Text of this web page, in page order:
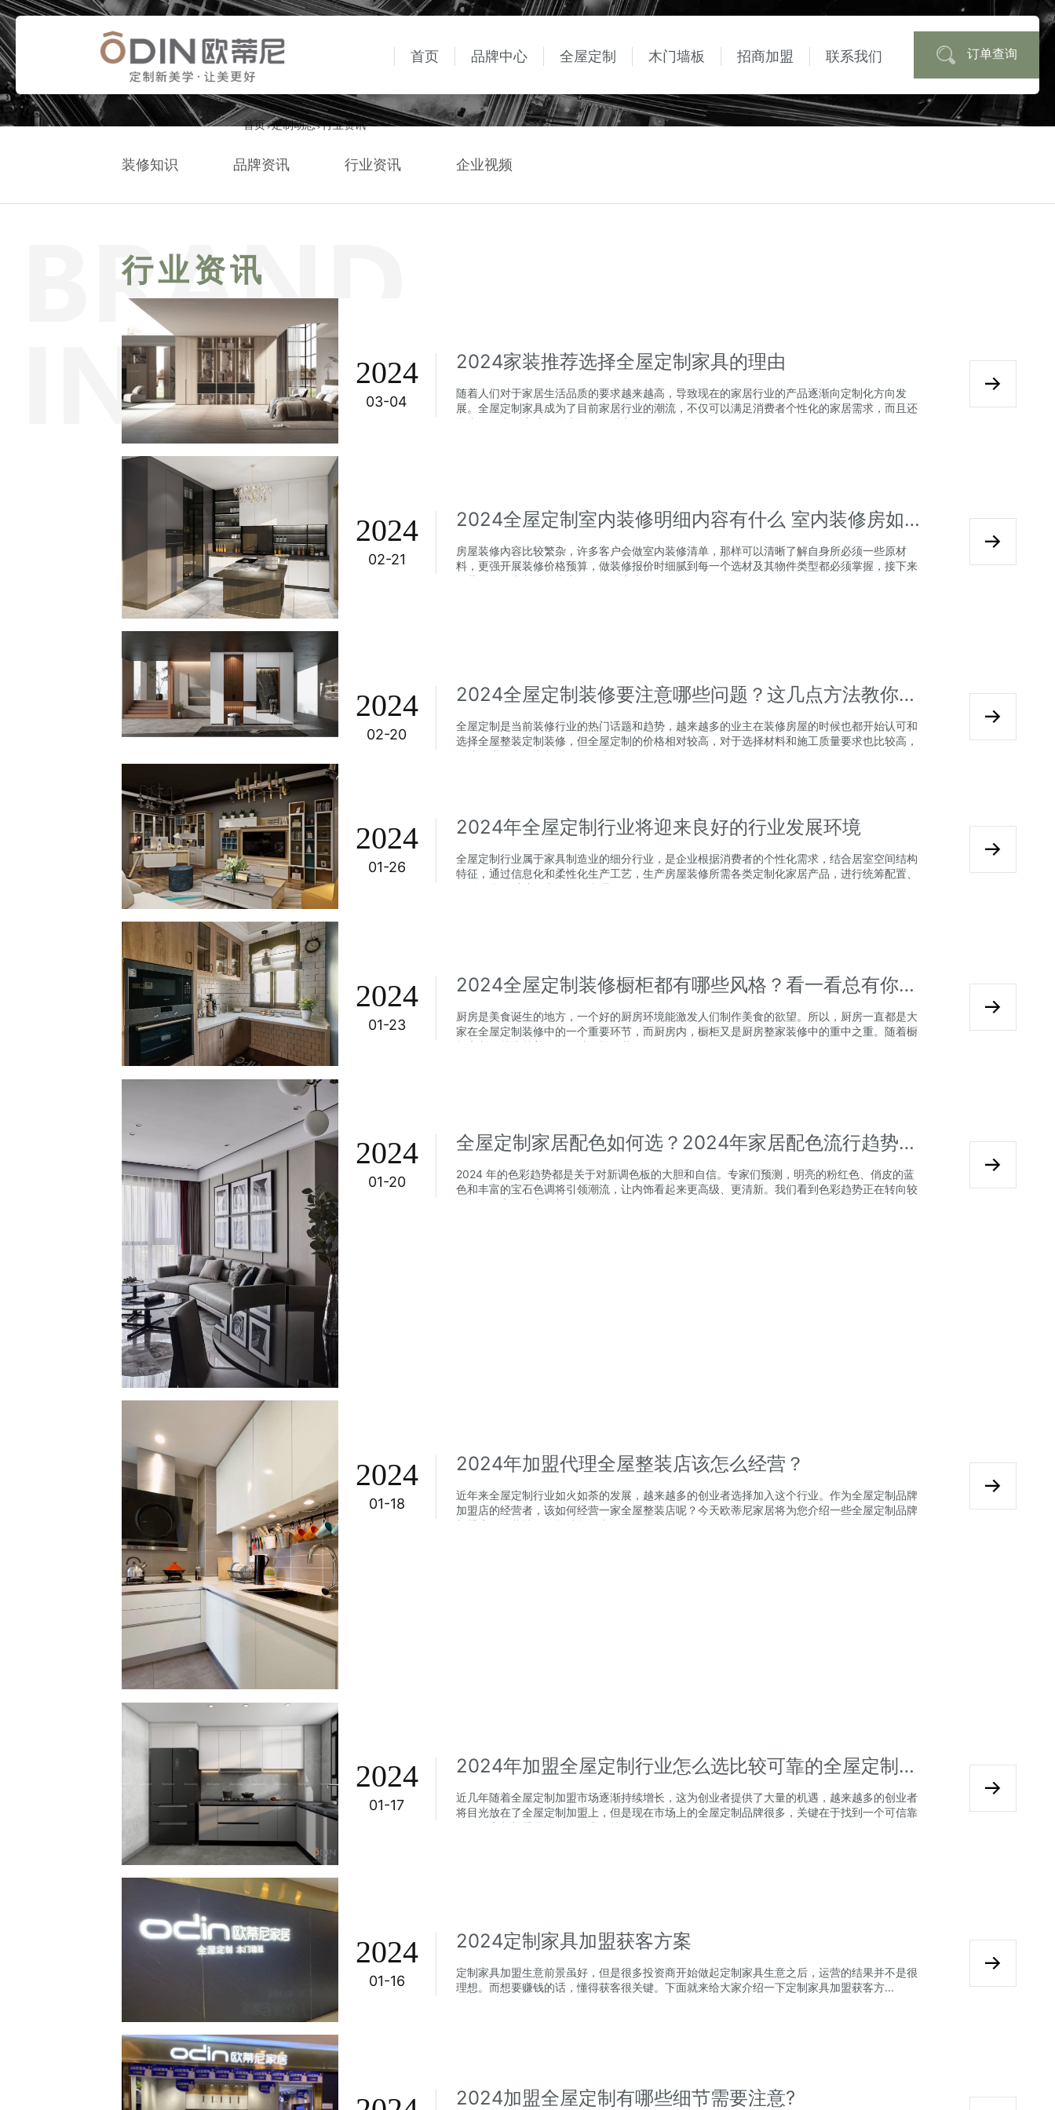
订单查询
首页 品牌中心 全屋定制 木门墙板 招商加盟 联系我们
首页>定制动态>行业资讯
装修知识 品牌资讯 行业资讯 企业视频
行业资讯
2024
03-04
2024家装推荐选择全屋定制家具的理由
随着人们对于家居生活品质的要求越来越高，导致现在的家居行业的产品逐渐向定制化方向发
展。全屋定制家具成为了目前家居行业的潮流，不仅可以满足消费者个性化的家居需求，而且还
将空间的利用率达到最大化，同时家居...
2024
02-21
2024全屋定制室内装修明细内容有什么 室内装修房如何购买材料
房屋装修內容比较繁杂，许多客户会做室内装修清单，那样可以清晰了解自身所必须一些原材
料，更强开展装修价格预算，做装修报价时细腻到每一个选材及其物件类型都必须掌握，接下来
欧蒂尼全屋定制就跟大家介绍下，室内...
2024
02-20
2024全屋定制装修要注意哪些问题？这几点方法教你如何避免
全屋定制是当前装修行业的热门话题和趋势，越来越多的业主在装修房屋的时候也都开始认可和
选择全屋整装定制装修，但全屋定制的价格相对较高，对于选择材料和施工质量要求也比较高，
因此在进行全屋定制时，需要注意一...
2024
01-26
2024年全屋定制行业将迎来良好的行业发展环境
全屋定制行业属于家具制造业的细分行业，是企业根据消费者的个性化需求，结合居室空间结构
特征，通过信息化和柔性化生产工艺，生产房屋装修所需各类定制化家居产品，进行统筹配置、
灵活组合，以达到空间布局合理、全...
2024
01-23
2024全屋定制装修橱柜都有哪些风格？看一看总有你喜欢的
厨房是美食诞生的地方，一个好的厨房环境能激发人们制作美食的欲望。所以，厨房一直都是大
家在全屋定制装修中的一个重要环节，而厨房内，橱柜又是厨房整家装修中的重中之重。随着橱
柜定制的越来越普及，各种各样的装...
2024
01-20
全屋定制家居配色如何选？2024年家居配色流行趋势浅析
2024 年的色彩趋势都是关于对新调色板的大胆和自信。专家们预测，明亮的粉红色、俏皮的蓝
色和丰富的宝石色调将引领潮流，让内饰看起来更高级、更清新。我们看到色彩趋势正在转向较
冷的色调和更明亮的颜色，如白...
2024
01-18
2024年加盟代理全屋整装店该怎么经营？
近年来全屋定制行业如火如荼的发展，越来越多的创业者选择加入这个行业。作为全屋定制品牌
加盟店的经营者，该如何经营一家全屋整装店呢？今天欧蒂尼家居将为您介绍一些全屋定制品牌
加盟店的经营技巧，帮助您在竞争激...
2024
01-17
2024年加盟全屋定制行业怎么选比较可靠的全屋定制品牌？
近几年随着全屋定制加盟市场逐渐持续增长，这为创业者提供了大量的机遇，越来越多的创业者
将目光放在了全屋定制加盟上，但是现在市场上的全屋定制品牌很多，关键在于找到一个可信靠
的全屋定制加盟品牌。下面我们就介...
2024
01-16
2024定制家具加盟获客方案
定制家具加盟生意前景虽好，但是很多投资商开始做起定制家具生意之后，运营的结果并不是很
理想。而想要赚钱的话，懂得获客很关键。下面就来给大家介绍一下定制家具加盟获客方...
2024加盟全屋定制有哪些细节需要注意?